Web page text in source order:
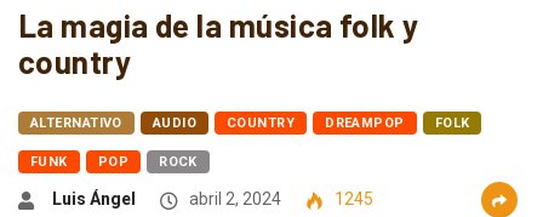
La magia de la música folk y
country
ALTERNATIVO AUDIO COUNTRY DREAMPOP FOLK
FUNK POP ROCK
Luis Ángel abril 2, 2024 1245